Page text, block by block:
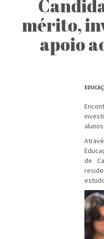
mérito,
apoio
de